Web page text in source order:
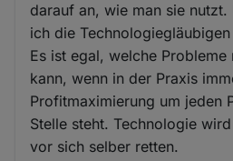
darauf an, wie man sie
ich die
Es ist egal, welche
kann, wenn in der Praxis
Profitmaximierung um jeden
Stelle steht. Technologie
vor sich selber retten.